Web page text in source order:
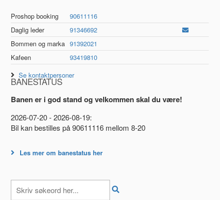
Proshop booking
90611116
Daglig leder
91346692
Bommen og marka 91392021
Kafeen
93419810
Se kontaktpersoner
BANESTATUS
Banen er i god stand og velkommen skal du være!
2026-07-20 - 2026-08-19:
Bil kan bestilles på 90611116 mellom 8-20
Les mer om banestatus her